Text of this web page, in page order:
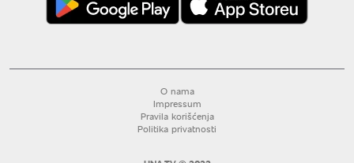
O nama
Impressum
Pravila korišćenja
Politika privatnosti